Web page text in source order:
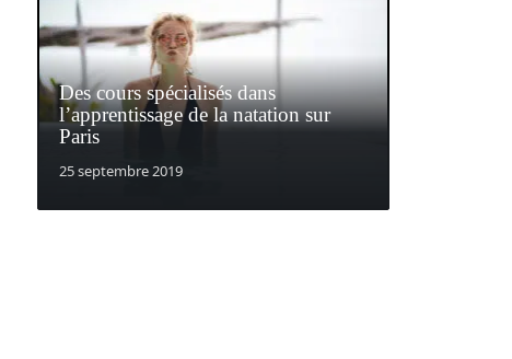
Des cours spécialisés dans
l’apprentissage de la natation sur
Paris
25 septembre 2019